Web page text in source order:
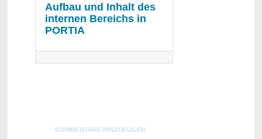
Aufbau und Inhalt des
internen Bereichs in
PORTIA
Blogs
KOMMENTARE HINZUFÜGEN